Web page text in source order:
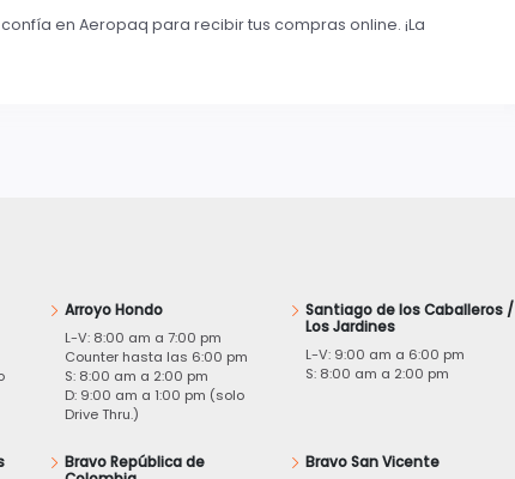
en Aeropaq para recibir tus compras online. ¡La
Arroyo Hondo
L-V: 8:00 am a 7:00 pm
Counter hasta las 6:00 pm
S: 8:00 am a 2:00 pm
D: 9:00 am a 1:00 pm (solo
Drive Thru.)
Santiago de los Caballeros /
Los Jardines
L-V: 9:00 am a 6:00 pm
S: 8:00 am a 2:00 pm
Bravo República de
Bravo San Vicente